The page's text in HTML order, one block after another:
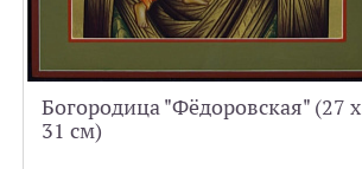
Богородица "Фёдоровская" (27 х
31 см)